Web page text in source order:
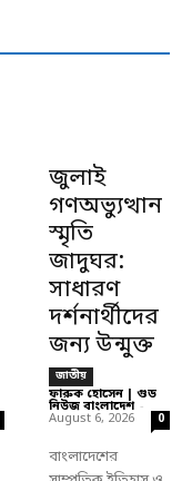
জুলাই
গণঅভ্যুত্থান
স্মৃতি
জাদুঘর:
সাধারণ
দর্শনার্থীদের
জন্য উন্মুক্ত
জাতীয়
ফারুক হোসেন | গুড
নিউজ বাংলাদেশ -
August 6, 2026 0
বাংলাদেশের